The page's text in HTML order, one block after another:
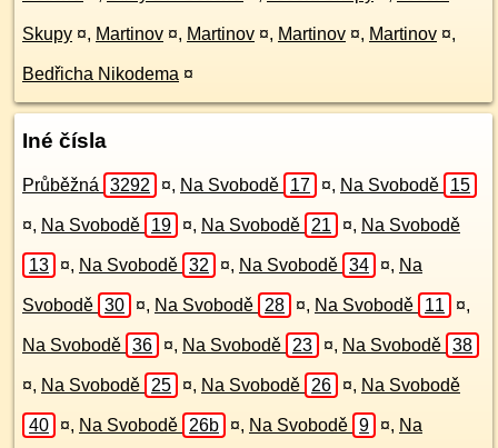
Skupy ¤, Martinov ¤, Martinov ¤, Martinov ¤, Martinov ¤,
Bedřicha Nikodema ¤
Iné čísla
Průběžná 3292 ¤, Na Svobodě 17 ¤, Na Svobodě 15
¤, Na Svobodě 19 ¤, Na Svobodě 21 ¤, Na Svobodě
13 ¤, Na Svobodě 32 ¤, Na Svobodě 34 ¤, Na
Svobodě 30 ¤, Na Svobodě 28 ¤, Na Svobodě 11 ¤,
Na Svobodě 36 ¤, Na Svobodě 23 ¤, Na Svobodě 38
¤, Na Svobodě 25 ¤, Na Svobodě 26 ¤, Na Svobodě
40 ¤, Na Svobodě 26b ¤, Na Svobodě 9 ¤, Na